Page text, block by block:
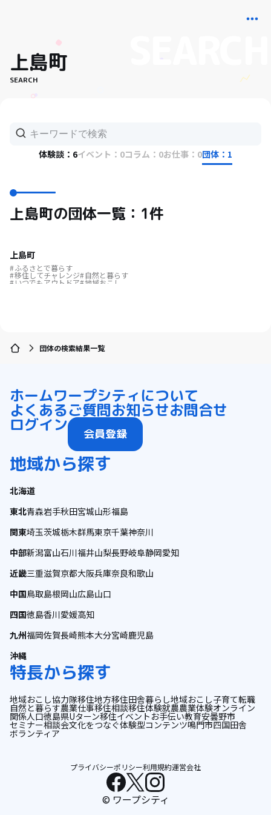
上島町
SEARCH
体験談：6イベント：0コラム：0お仕事：0団体：1
上島町の団体一覧：1件
上島町
ふるさとで暮らす
移住してチャレンジ 自然と暮らす
いつでもアウトドア 地域おこし
団体の検索結果一覧
ホームワープシティについて
よくあるご質問お知らせお問合せ
ログイン 会員登録
地域から探す
北海道
東北青森岩手秋田宮城山形福島
関東埼玉茨城栃木群馬東京千葉神奈川
中部新潟富山石川福井山梨長野岐阜静岡愛知
近畿三重滋賀京都大阪兵庫奈良和歌山
中国鳥取島根岡山広島山口
四国徳島香川愛媛高知
九州福岡佐賀長崎熊本大分宮崎鹿児島
沖縄
特長から探す
地域おこし協力隊移住地方移住田舎暮らし地域おこし子育て転職
自然と暮らす農業仕事移住相談移住体験就農農業体験オンライン
関係人口徳島県Uターン移住イベント お手伝い教育安曇野市
セミナー相談会文化をつなぐ体験型コンテンツ鳴門市四国田舎
ボランティア
プライバシーポリシー利用規約運営会社
© ワープシティ